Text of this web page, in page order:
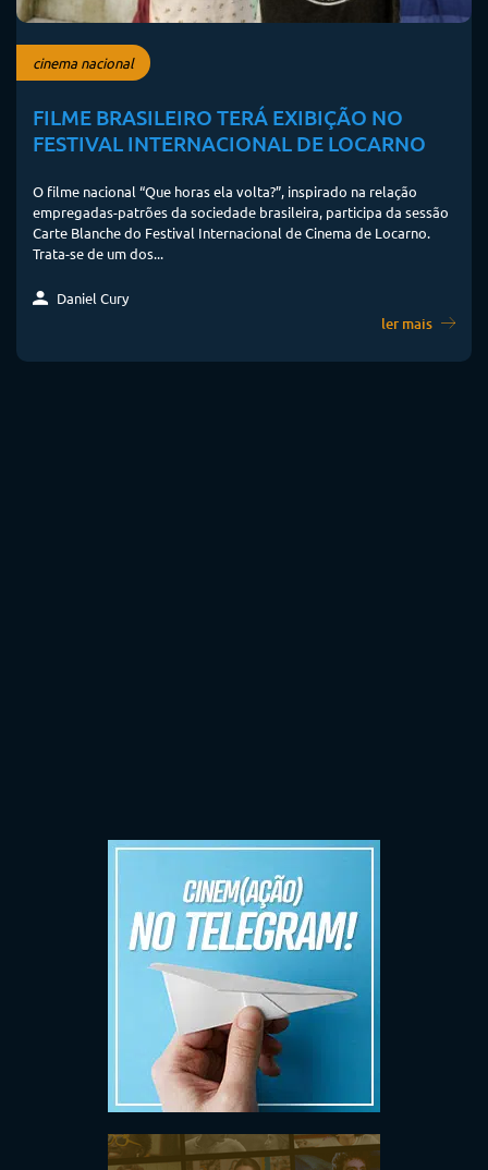
cinema nacional
FILME BRASILEIRO TERÁ EXIBIÇÃO NO
FESTIVAL INTERNACIONAL DE LOCARNO
O filme nacional “Que horas ela volta?”, inspirado na relação
empregadas-patrões da sociedade brasileira, participa da sessão
Carte Blanche do Festival Internacional de Cinema de Locarno.
Trata-se de um dos...
Daniel Cury
ler mais